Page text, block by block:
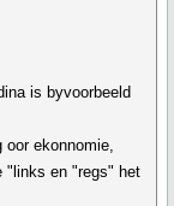
is byvoorbeeld
oor ekonnomie,
"links en "regs" het